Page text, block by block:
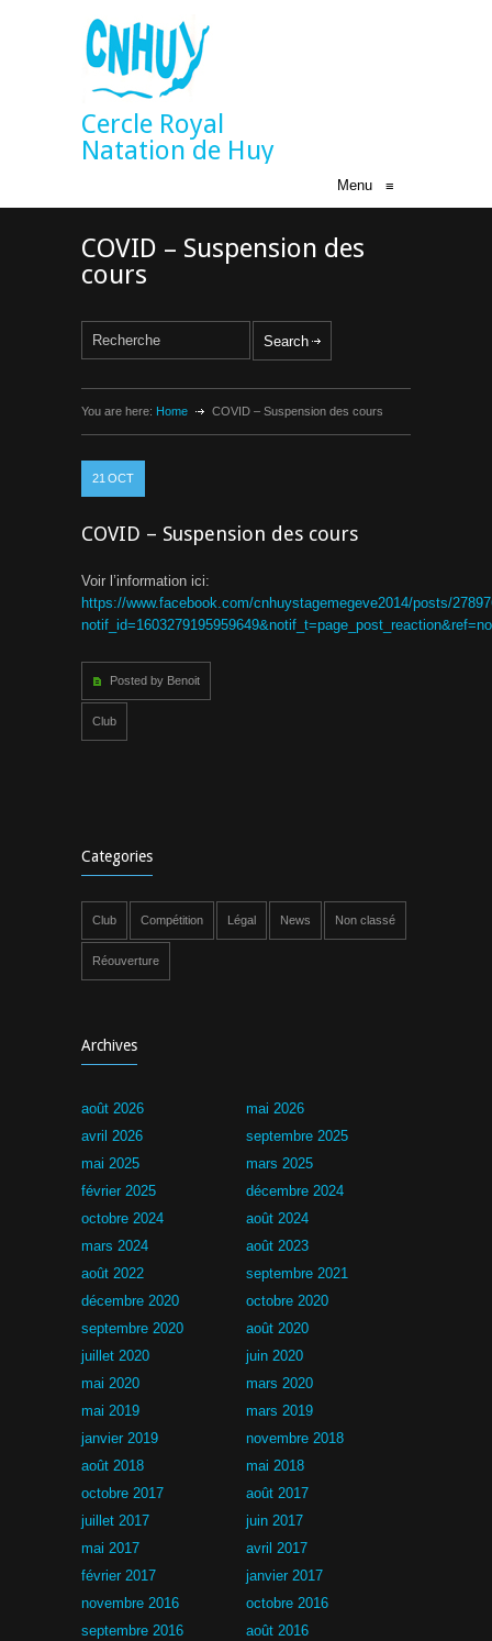
Cercle Royal
Natation de Huy
Menu ≡
COVID – Suspension des
cours
You are here: Home COVID – Suspension des cours
21 OCT
COVID – Suspension des cours
Voir l’information ici:
https://www.facebook.com/cnhuystagemegeve2014/posts/
Posted by Benoit
Club
Categories
Club Compétition Légal News Non classé
Réouverture
Archives
août 2026
mai 2026
avril 2026
septembre 2025
mai 2025
mars 2025
février 2025
décembre 2024
octobre 2024
août 2024
mars 2024
août 2023
août 2022
septembre 2021
décembre 2020
octobre 2020
septembre 2020
août 2020
juillet 2020
juin 2020
mai 2020
mars 2020
mai 2019
mars 2019
janvier 2019
novembre 2018
août 2018
mai 2018
octobre 2017
août 2017
juillet 2017
juin 2017
mai 2017
avril 2017
février 2017
janvier 2017
novembre 2016
octobre 2016
septembre 2016
août 2016